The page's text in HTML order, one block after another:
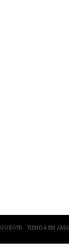
TIENDA EN